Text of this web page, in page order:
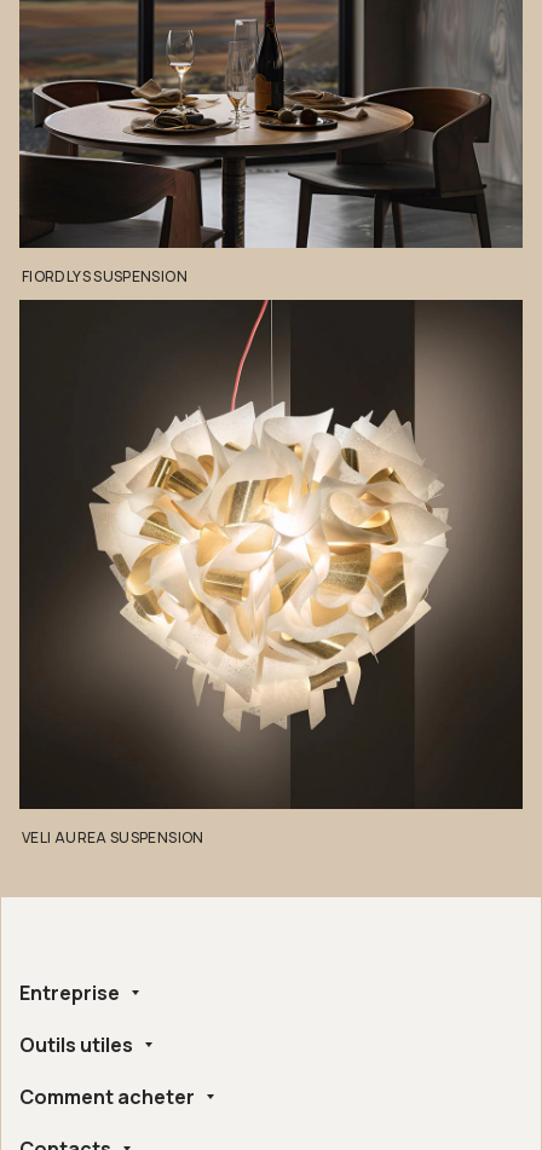
FIORDLYSSUSPENSION
VELI AUREASUSPENSION
Entreprise
Qui nous sommes
Accessibilité Numérique
Outils utiles
Whistleblowing
Comment acheter